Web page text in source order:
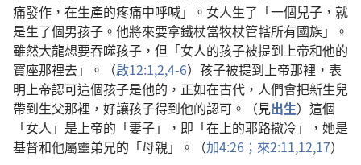
痛發作，在生產的疼痛中呼喊」。女人生了「一個兒子，就
是生了個男孩子。他將來要拿鐵杖當牧杖管轄所有國族」。
雖然大龍想要吞噬孩子，但「女人的孩子被提到上帝和他的
寶座那裡去」。（啟12:1,2,4-6）孩子被提到上帝那裡，表
明上帝認可這個孩子是他的，正如在古代，人們會把新生兒
帶到生父那裡，好讓孩子得到他的認可。（見出生）這個
「女人」是上帝的「妻子」，即「在上的耶路撒冷」，她是
基督和他屬靈弟兄的「母親」。（加4:26； 來2:11,12,17）